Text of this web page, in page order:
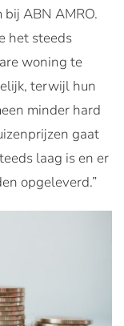
bij ABN AMRO.
het steeds
woning te
terwijl hun
minder hard
gaat
laag is en er
opgeleverd.”